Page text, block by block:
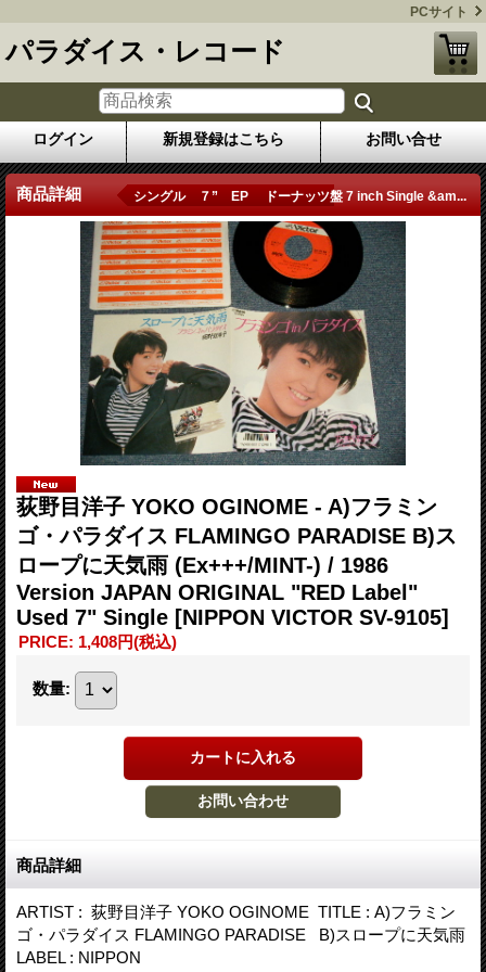
PCサイト
パラダイス・レコード
ログイン 新規登録はこちら お問い合せ
商品詳細 シングル ７” EP ドーナッツ盤 7 inch Single &am...
荻野目洋子 YOKO OGINOME - A)フラミン
ゴ・パラダイス FLAMINGO PARADISE B)ス
ロープに天気雨 (Ex+++/MINT-) / 1986
Version JAPAN ORIGINAL "RED Label"
Used 7" Single [NIPPON VICTOR SV-9105]
PRICE: 1,408円(税込)
数量:
商品詳細
ARTIST : 荻野目洋子 YOKO OGINOME TITLE : A)フラミン
ゴ・パラダイス FLAMINGO PARADISE B)スロープに天気雨
LABEL : NIPPON